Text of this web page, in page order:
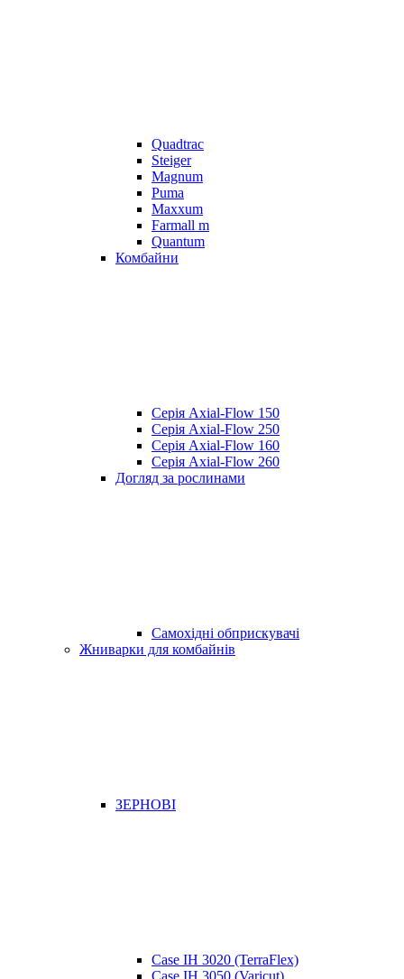
Quadtrac
Steiger
Magnum
Puma
Maxxum
Farmall m
Quantum
Комбайни
Серія Axial-Flow 150
Серія Axial-Flow 250
Серія Axial-Flow 160
Серія Axial-Flow 260
Догляд за рослинами
Самохідні обприскувачі
Жниварки для комбайнів
ЗЕРНОВІ
Case IH 3020 (TerraFlex)
Case IH 3050 (Varicut)